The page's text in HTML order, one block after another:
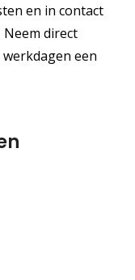
en in contact
Neem direct
een